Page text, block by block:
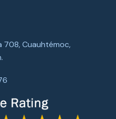
708, Cuauhtémoc,